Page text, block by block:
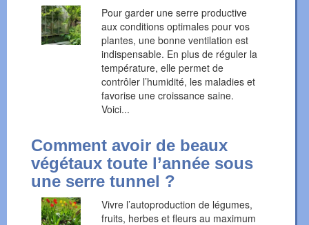
Pour garder une serre productive
aux conditions optimales pour vos
plantes, une bonne ventilation est
indispensable. En plus de réguler la
température, elle permet de
contrôler l’humidité, les maladies et
favorise une croissance saine.
Voici...
Comment avoir de beaux
végétaux toute l’année sous
une serre tunnel ?
Vivre l’autoproduction de légumes,
fruits, herbes et fleurs au maximum